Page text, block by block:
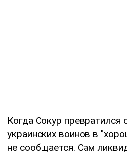
Когда Сокур
украинских воинов в
не сообщается. Сам